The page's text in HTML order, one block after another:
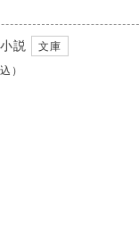
説 文庫
）